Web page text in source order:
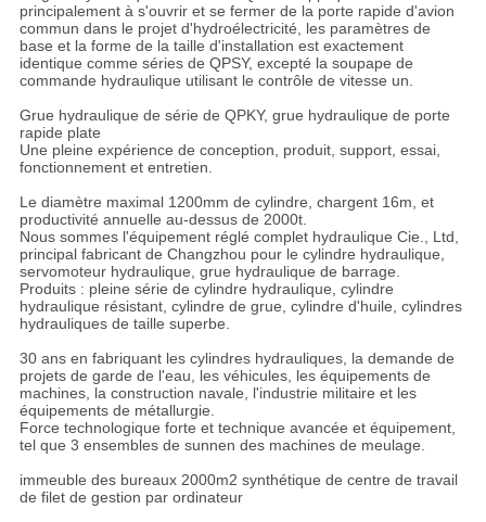
principalement à s'ouvrir et se fermer de la porte rapide d'avion
commun dans le projet d'hydroélectricité, les paramètres de
base et la forme de la taille d'installation est exactement
identique comme séries de QPSY, excepté la soupape de
commande hydraulique utilisant le contrôle de vitesse un.
Grue hydraulique de série de QPKY, grue hydraulique de porte
rapide plate
Une pleine expérience de conception, produit, support, essai,
fonctionnement et entretien.
Le diamètre maximal 1200mm de cylindre, chargent 16m, et
productivité annuelle au-dessus de 2000t.
Nous sommes l'équipement réglé complet hydraulique Cie., Ltd,
principal fabricant de Changzhou pour le cylindre hydraulique,
servomoteur hydraulique, grue hydraulique de barrage.
Produits : pleine série de cylindre hydraulique, cylindre
hydraulique résistant, cylindre de grue, cylindre d'huile, cylindres
hydrauliques de taille superbe.
30 ans en fabriquant les cylindres hydrauliques, la demande de
projets de garde de l'eau, les véhicules, les équipements de
machines, la construction navale, l'industrie militaire et les
équipements de métallurgie.
Force technologique forte et technique avancée et équipement,
tel que 3 ensembles de sunnen des machines de meulage.
immeuble des bureaux 2000m2 synthétique de centre de travail
de filet de gestion par ordinateur